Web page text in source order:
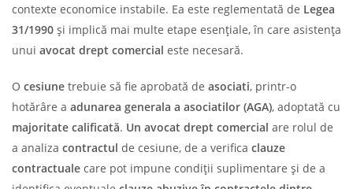
contexte economice instabile. Ea este reglementată de Legea
31/1990 și implică mai multe etape esențiale, în care asistența
unui avocat drept comercial este necesară.
O cesiune trebuie să fie aprobată de asociati, printr-o
hotărâre a adunarea generala a asociatilor (AGA), adoptată cu
majoritate calificată. Un avocat drept comercial are rolul de
a analiza contractul de cesiune, de a verifica clauze
contractuale care pot impune condiții suplimentare și de a